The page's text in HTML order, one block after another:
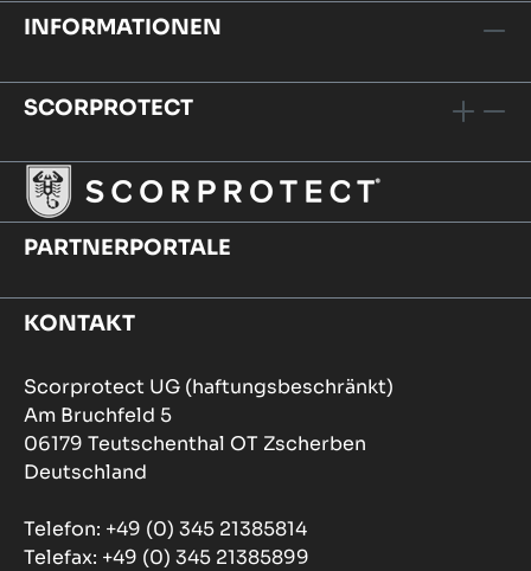
INFORMATIONEN
SCORPROTECT
PARTNERPORTALE
KONTAKT
Scorprotect UG (haftungsbeschränkt)
Am Bruchfeld 5
06179 Teutschenthal OT Zscherben
Deutschland
Telefon: +49 (0) 345 21385814
Telefax: +49 (0) 345 21385899